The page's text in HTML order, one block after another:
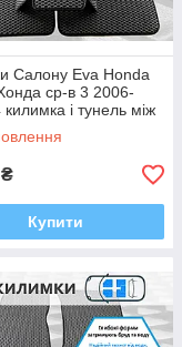
Салону Eva Honda
ср-в 3 2006-
і тунель між
багато кольорів Ева,
₴
Купити